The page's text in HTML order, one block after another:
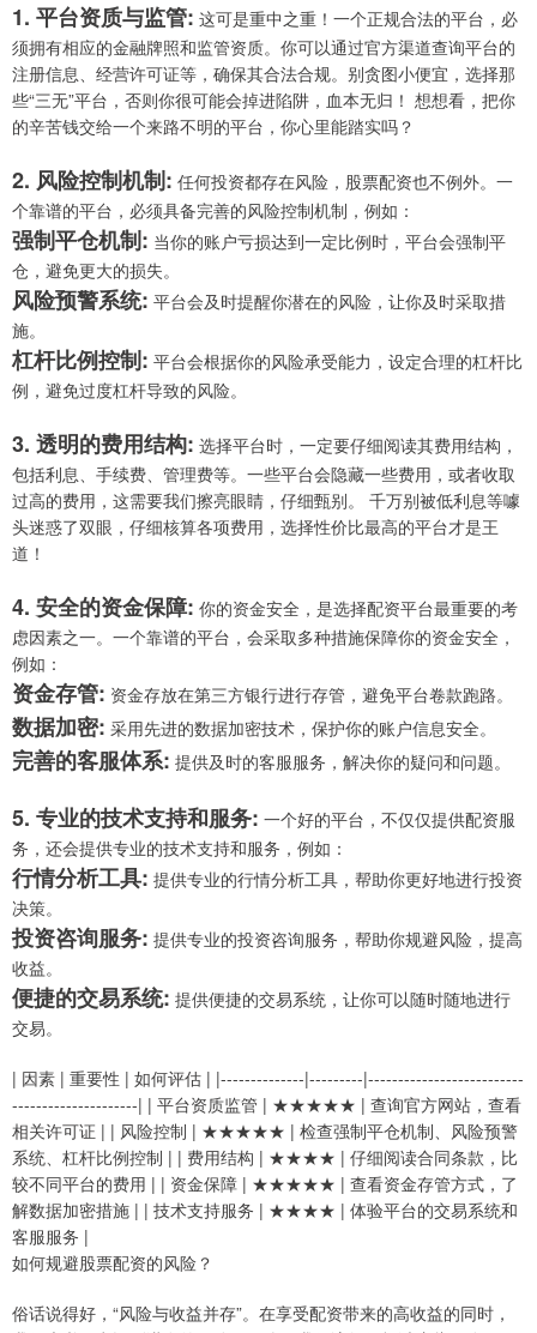
1. 平台资质与监管: 这可是重中之重！一个正规合法的平台，必
须拥有相应的金融牌照和监管资质。你可以通过官方渠道查询平台的
注册信息、经营许可证等，确保其合法合规。别贪图小便宜，选择那
些“三无”平台，否则你很可能会掉进陷阱，血本无归！ 想想看，把你
的辛苦钱交给一个来路不明的平台，你心里能踏实吗？
2. 风险控制机制: 任何投资都存在风险，股票配资也不例外。一
个靠谱的平台，必须具备完善的风险控制机制，例如：
强制平仓机制: 当你的账户亏损达到一定比例时，平台会强制平
仓，避免更大的损失。
风险预警系统: 平台会及时提醒你潜在的风险，让你及时采取措
施。
杠杆比例控制: 平台会根据你的风险承受能力，设定合理的杠杆比
例，避免过度杠杆导致的风险。
3. 透明的费用结构: 选择平台时，一定要仔细阅读其费用结构，
包括利息、手续费、管理费等。一些平台会隐藏一些费用，或者收取
过高的费用，这需要我们擦亮眼睛，仔细甄别。 千万别被低利息等噱
头迷惑了双眼，仔细核算各项费用，选择性价比最高的平台才是王
道！
4. 安全的资金保障: 你的资金安全，是选择配资平台最重要的考
虑因素之一。一个靠谱的平台，会采取多种措施保障你的资金安全，
例如：
资金存管: 资金存放在第三方银行进行存管，避免平台卷款跑路。
数据加密: 采用先进的数据加密技术，保护你的账户信息安全。
完善的客服体系: 提供及时的客服服务，解决你的疑问和问题。
5. 专业的技术支持和服务: 一个好的平台，不仅仅提供配资服
务，还会提供专业的技术支持和服务，例如：
行情分析工具: 提供专业的行情分析工具，帮助你更好地进行投资
决策。
投资咨询服务: 提供专业的投资咨询服务，帮助你规避风险，提高
收益。
便捷的交易系统: 提供便捷的交易系统，让你可以随时随地进行
交易。
| 因素 | 重要性 | 如何评估 | |--------------|---------|--------------------------
---------------------| | 平台资质监管 | ★★★★★ | 查询官方网站，查看
相关许可证 | | 风险控制 | ★★★★★ | 检查强制平仓机制、风险预警
系统、杠杆比例控制 | | 费用结构 | ★★★★ | 仔细阅读合同条款，比
较不同平台的费用 | | 资金保障 | ★★★★★ | 查看资金存管方式，了
解数据加密措施 | | 技术支持服务 | ★★★★ | 体验平台的交易系统和
客服服务 |
如何规避股票配资的风险？
俗话说得好，“风险与收益并存”。在享受配资带来的高收益的同时，